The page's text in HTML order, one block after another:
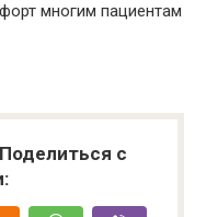
многим пациентам
с